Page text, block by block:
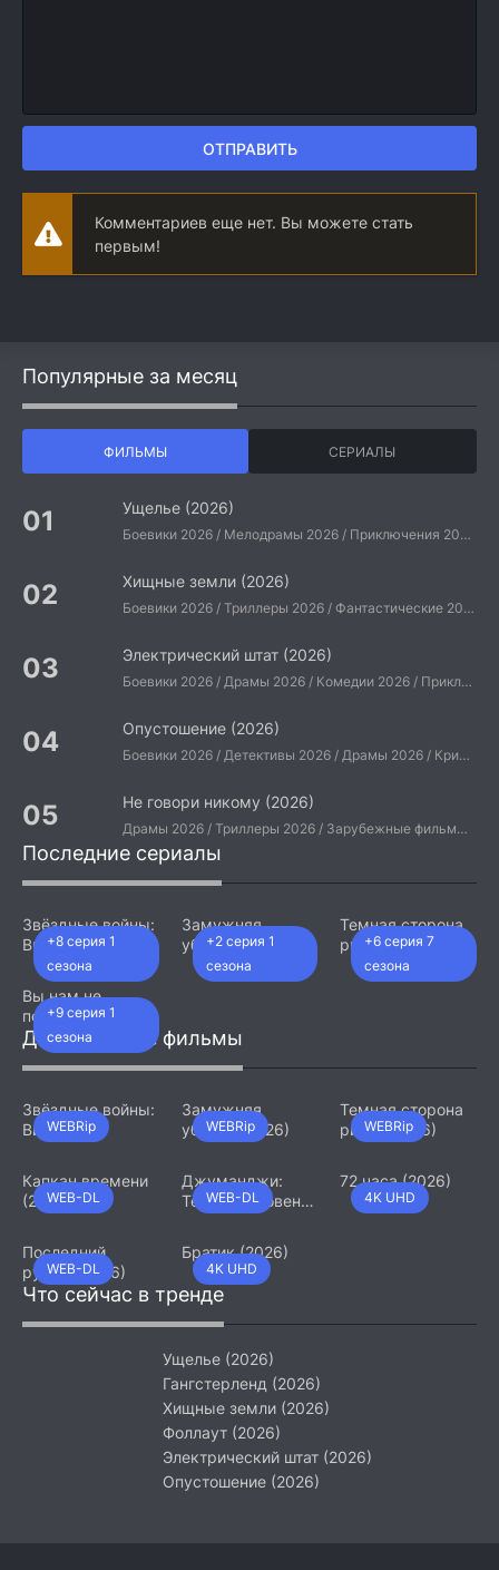
ОТПРАВИТЬ
Комментариев еще нет. Вы можете стать
первым!
Популярные за месяц
ФИЛЬМЫ СЕРИАЛЫ
Ущелье (2026)
Боевики 2026 / Мелодрамы 2026 / Приключения 2026 / Ужасы 2026 / Фантастические 2026 / Зарубежные фильмы 2026 / Американские фильмы / Фильмы 2026
Хищные земли (2026)
Боевики 2026 / Триллеры 2026 / Фантастические 2026 / Зарубежные фильмы 2026 / Американские фильмы / Фильмы 2026
Электрический штат (2026)
Боевики 2026 / Драмы 2026 / Комедии 2026 / Приключения 2026 / Фантастические 2026 / Зарубежные фильмы 2026 / Американские фильмы / Фильмы 2026
Опустошение (2026)
Боевики 2026 / Детективы 2026 / Драмы 2026 / Криминальные фильмы 2026 / Триллеры 2026 / Зарубежные фильмы 2026 / Американские фильмы / Фильмы 2026
Не говори никому (2026)
Драмы 2026 / Триллеры 2026 / Зарубежные фильмы 2026 / Американские фильмы / Фильмы 2026
Последние сериалы
+8 серия 1
сезона
Звёздные войны:
Видения.
Девятый джедай
(2026)
+2 серия 1
сезона
Замужняя
убийца (2026)
+6 серия 7
сезона
Темная сторона
ринга (2026)
+9 серия 1
сезона
Вы нам не
подходите (2026)
Добавленные фильмы
WEBRip
Звёздные войны:
Видения.
WEBRip
Замужняя
убийца (2026)
WEBRip
Темная сторона
ринга (2026)
WEB-DL
Капкан времени
(2026)
WEB-DL
Джуманджи:
Тёмный уровень
4K UHD
72 часа (2026)
WEB-DL
Последний
рубеж (2026)
4K UHD
Братик (2026)
Что сейчас в тренде
Ущелье (2026)
Гангстерленд (2026)
Хищные земли (2026)
Фоллаут (2026)
Электрический штат (2026)
Опустошение (2026)